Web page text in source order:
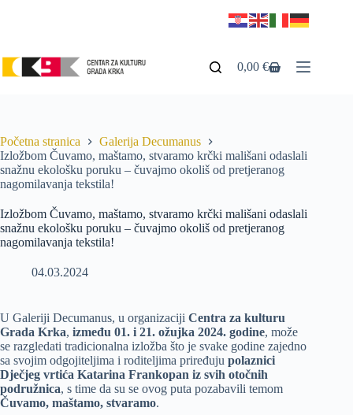
0,00€
Početna stranica
Galerija Decumanus
Izložbom Čuvamo, maštamo, stvaramo krčki mališani odaslali
snažnu ekološku poruku – čuvajmo okoliš od pretjeranog
nagomilavanja tekstila!
Izložbom Čuvamo, maštamo, stvaramo krčki mališani odaslali
snažnu ekološku poruku – čuvajmo okoliš od pretjeranog
nagomilavanja tekstila!
04.03.2024
U Galeriji Decumanus, u organizaciji Centra za kulturu
Grada Krka, između 01. i 21. ožujka 2024. godine, može
se razgledati tradicionalna izložba što je svake godine zajedno
sa svojim odgojiteljima i roditeljima priređuju polaznici
Dječjeg vrtića Katarina Frankopan iz svih otočnih
podružnica, s time da su se ovog puta pozabavili temom
Čuvamo, maštamo, stvaramo.